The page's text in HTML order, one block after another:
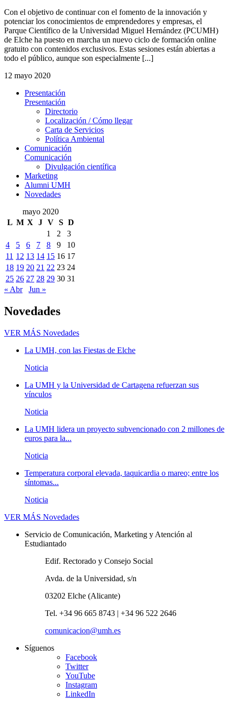
Con el objetivo de continuar con el fomento de la innovación y
potenciar los conocimientos de emprendedores y empresas, el
Parque Científico de la Universidad Miguel Hernández (PCUMH)
de Elche ha puesto en marcha un nuevo ciclo de formación online
gratuito con contenidos exclusivos. Estas sesiones están abiertas a
todo el público, aunque son especialmente [...]
12 mayo 2020
Presentación
Presentación
Directorio
Localización / Cómo llegar
Carta de Servicios
Política Ambiental
Comunicación
Comunicación
Divulgación científica
Marketing
Alumni UMH
Novedades
mayo 2020
L M X J V S D
1
2
3
4
5 6 7 8 9
10
11 12 13 14 15 16 17
18 19 20 21 22 23 24
25 26 27 28 29 30 31
« Abr
Jun »
Novedades
VER MÁS Novedades
La UMH, con las Fiestas de Elche
Noticia
La UMH y la Universidad de Cartagena refuerzan sus
vínculos
Noticia
La UMH lidera un proyecto subvencionado con 2 millones de
euros para la...
Noticia
Temperatura corporal elevada, taquicardia o mareo; entre los
síntomas...
Noticia
VER MÁS Novedades
Servicio de Comunicación, Marketing y Atención al
Estudiantado
Edif. Rectorado y Consejo Social
Avda. de la Universidad, s/n
03202 Elche (Alicante)
Tel. +34 96 665 8743 | +34 96 522 2646
comunicacion@umh.es
Síguenos
Facebook
Twitter
YouTube
Instagram
LinkedIn